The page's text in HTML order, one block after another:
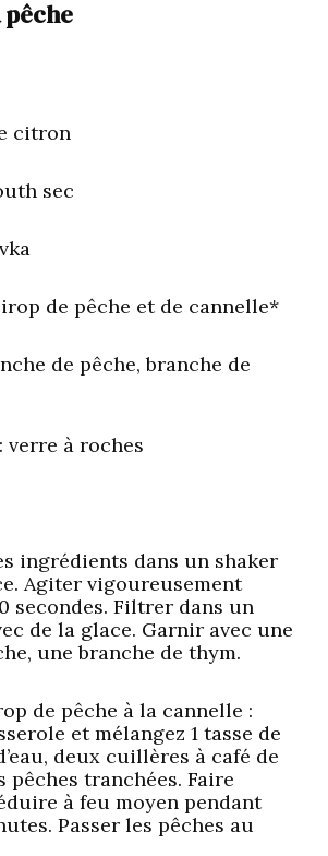
citron
sec
de pêche et de cannelle*
de pêche, branche de
verre à roches
ingrédients dans un shaker
Agiter vigoureusement
secondes. Filtrer dans un
de la glace. Garnir avec une
une branche de thym.
de pêche à la cannelle :
et mélangez 1 tasse de
deux cuillères à café de
pêches tranchées. Faire
à feu moyen pendant
Passer les pêches au